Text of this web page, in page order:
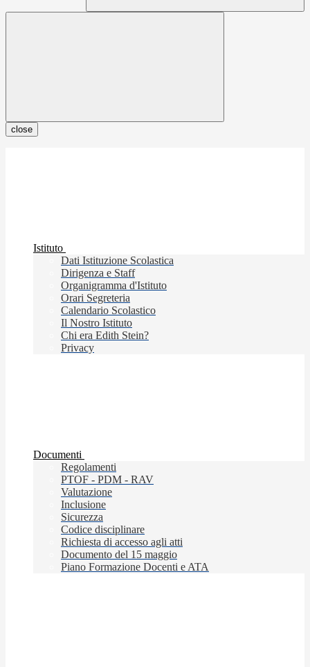
close
Istituto
Dati Istituzione Scolastica
Dirigenza e Staff
Organigramma d'Istituto
Orari Segreteria
Calendario Scolastico
Il Nostro Istituto
Chi era Edith Stein?
Privacy
Documenti
Regolamenti
PTOF - PDM - RAV
Valutazione
Inclusione
Sicurezza
Codice disciplinare
Richiesta di accesso agli atti
Documento del 15 maggio
Piano Formazione Docenti e ATA